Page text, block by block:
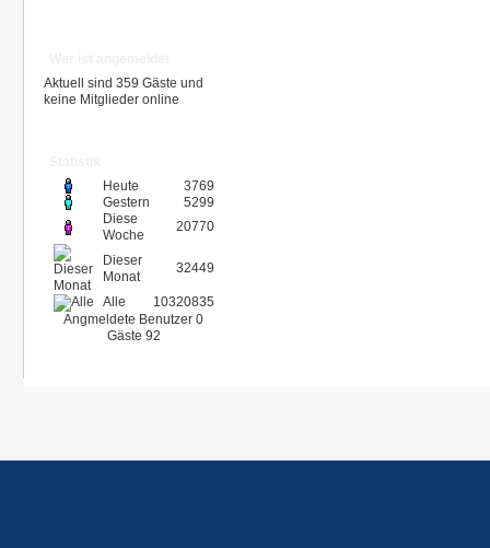
Aktuell sind 359 Gäste und
keine Mitglieder online
Heute
3769
Gestern
5299
Diese
Woche
20770
Dieser
Monat
32449
Alle
10320835
Angmeldete Benutzer 0
Gäste 92